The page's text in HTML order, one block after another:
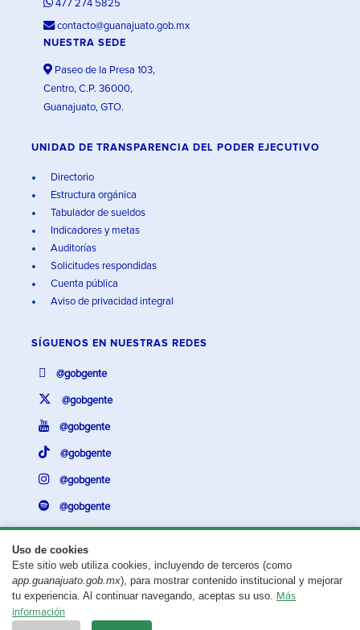
Uso de cookies
Este sitio web utiliza cookies, incluyendo de terceros (como
app.guanajuato.gob.mx), para mostrar contenido institucional y mejorar
tu experiencia. Al continuar navegando, aceptas su uso. Más
información
477 274 5825
contacto@guanajuato.gob.mx
NUESTRA SEDE
Paseo de la Presa 103,
Centro, C.P. 36000,
Guanajuato, GTO.
UNIDAD DE TRANSPARENCIA DEL PODER EJECUTIVO
Directorio
Estructura orgánica
Tabulador de sueldos
Indicadores y metas
Auditorías
Solicitudes respondidas
Cuenta pública
Aviso de privacidad integral
SÍGUENOS EN NUESTRAS REDES
@gobgente
@gobgente
@gobgente
@gobgente
@gobgente
@gobgente
¿Existe algún problema con esta página?Repórtalo aquí.
Aviso legal